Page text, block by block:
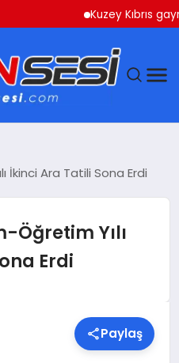
Kuzey Kıbrıs
İkinci Ara Tatili Sona Erdi
Öğretim Yılı
Erdi
Paylaş